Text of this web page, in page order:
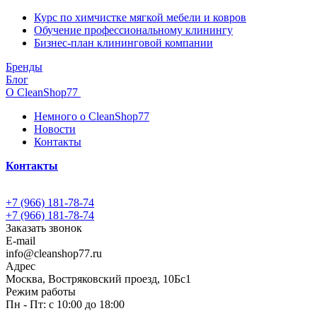
Курс по химчистке мягкой мебели и ковров
Обучение профессиональному клинингу
Бизнес-план клининговой компании
Бренды
Блог
О CleanShop77
Немного о CleanShop77
Новости
Контакты
Контакты
+7 (966) 181-78-74
+7 (966) 181-78-74
Заказать звонок
E-mail
info@cleanshop77.ru
Адрес
Москва, Востряковский проезд, 10Бс1
Режим работы
Пн - Пт: с 10:00 до 18:00